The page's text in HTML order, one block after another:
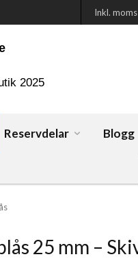
Inkl. moms
2025
Reservdelar Blogg
25 mm –